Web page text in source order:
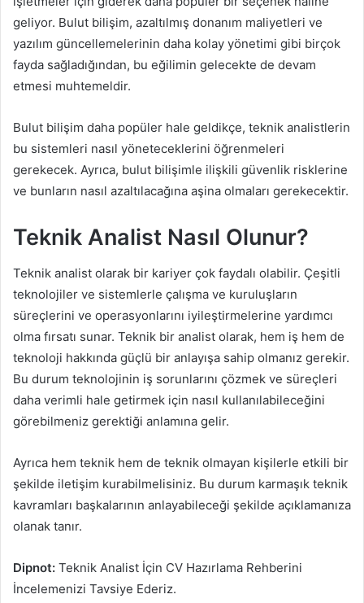
geliyor. Bulut bilişim, azaltılmış donanım maliyetleri ve
yazılım güncellemelerinin daha kolay yönetimi gibi birçok
fayda sağladığından, bu eğilimin gelecekte de devam
etmesi muhtemeldir.
Bulut bilişim daha popüler hale geldikçe, teknik analistlerin
bu sistemleri nasıl yöneteceklerini öğrenmeleri
gerekecek. Ayrıca, bulut bilişimle ilişkili güvenlik risklerine
ve bunların nasıl azaltılacağına aşina olmaları gerekecektir.
Teknik Analist Nasıl Olunur?
Teknik analist olarak bir kariyer çok faydalı olabilir. Çeşitli
teknolojiler ve sistemlerle çalışma ve kuruluşların
süreçlerini ve operasyonlarını iyileştirmelerine yardımcı
olma fırsatı sunar. Teknik bir analist olarak, hem iş hem de
teknoloji hakkında güçlü bir anlayışa sahip olmanız gerekir.
Bu durum teknolojinin iş sorunlarını çözmek ve süreçleri
daha verimli hale getirmek için nasıl kullanılabileceğini
görebilmeniz gerektiği anlamına gelir.
Ayrıca hem teknik hem de teknik olmayan kişilerle etkili bir
şekilde iletişim kurabilmelisiniz. Bu durum karmaşık teknik
kavramları başkalarının anlayabileceği şekilde açıklamanıza
olanak tanır.
Dipnot: Teknik Analist İçin CV Hazırlama Rehberini
İncelemenizi Tavsiye Ederiz.